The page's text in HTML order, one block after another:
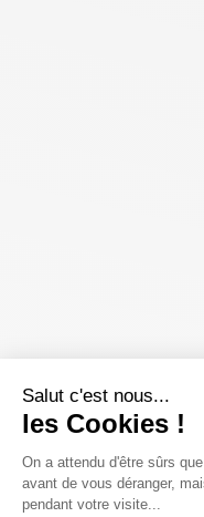
Salut c'est nous...
les Cookies !
On a attendu d'être sûrs
avant de vous déranger,
pendant votre visite...